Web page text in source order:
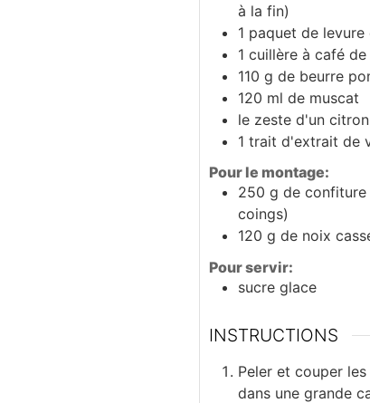
à la fin)
1 paquet de levure
1 cuillère à café de
110 g de beurre
120 ml de muscat
le zeste d'un citron
1 trait d'extrait de
Pour le montage:
250 g de confiture
coings)
120 g de noix
Pour servir:
sucre glace
INSTRUCTIONS
Peler et couper
dans une grande